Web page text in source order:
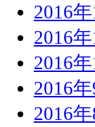
2016年
2016年
2016年
2016年
2016年